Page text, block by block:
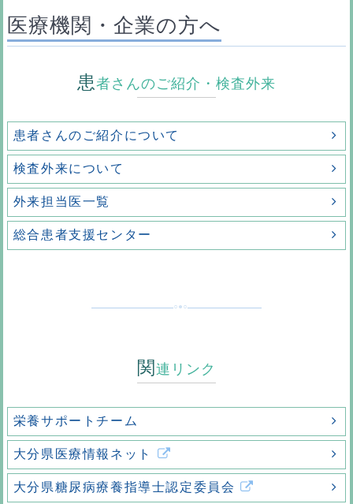
医療機関・企業の方へ
患者さんのご紹介・検査外来
患者さんのご紹介について
検査外来について
外来担当医一覧
総合患者支援センター
関 連リンク
栄養サポートチーム
大分県医療情報ネット
大分県糖尿病療養指導士認定委員会